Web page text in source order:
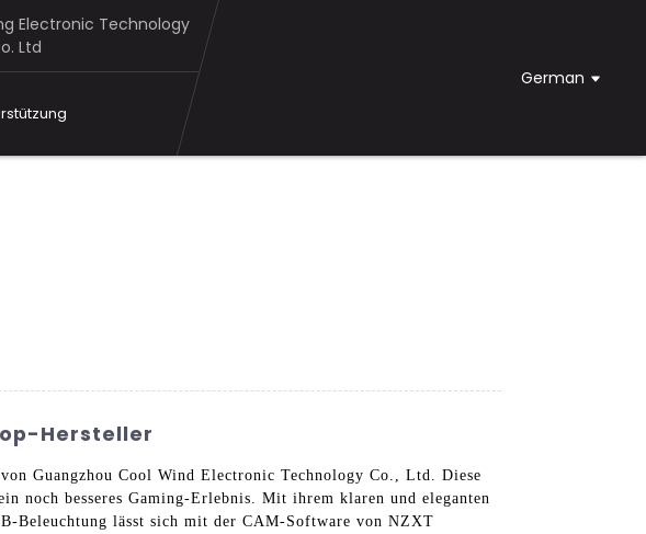
Electronic Technology
Ltd
German
Hersteller
Guangzhou Cool Wind Electronic Technology Co., Ltd. Diese
noch besseres Gaming-Erlebnis. Mit ihrem klaren und eleganten
Beleuchtung lässt sich mit der CAM-Software von NZXT